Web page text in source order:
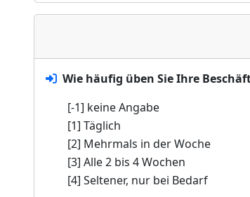
Wie häufig üben Sie Ihre
[-1] keine Angabe
[1] Täglich
[2] Mehrmals in der Woche
[3] Alle 2 bis 4 Wochen
[4] Seltener, nur bei Bedarf